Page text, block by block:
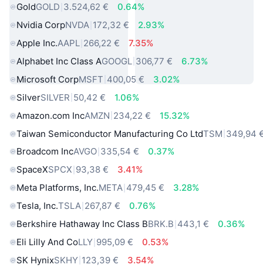
GoldGOLD 3.524,62 €
0.64%
Nvidia CorpNVDA 172,32 €
2.93%
Apple Inc.AAPL 266,22 €
7.35%
Alphabet Inc Class AGOOGL 306,77 €
6.73%
Microsoft CorpMSFT 400,05 €
3.02%
SilverSILVER 50,42 €
1.06%
Amazon.com IncAMZN 234,22 €
15.32%
Taiwan Semiconductor Manufacturing Co LtdTSM 349,94
Broadcom IncAVGO 335,54 €
0.37%
SpaceXSPCX 93,38 €
3.41%
Meta Platforms, Inc.META 479,45 €
3.28%
Tesla, Inc.TSLA 267,87 €
0.76%
Berkshire Hathaway Inc Class BBRK.B 443,1 €
0.36%
Eli Lilly And CoLLY 995,09 €
0.53%
SK HynixSKHY 123,39 €
3.54%